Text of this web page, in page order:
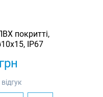
покритті,
IP67
грн